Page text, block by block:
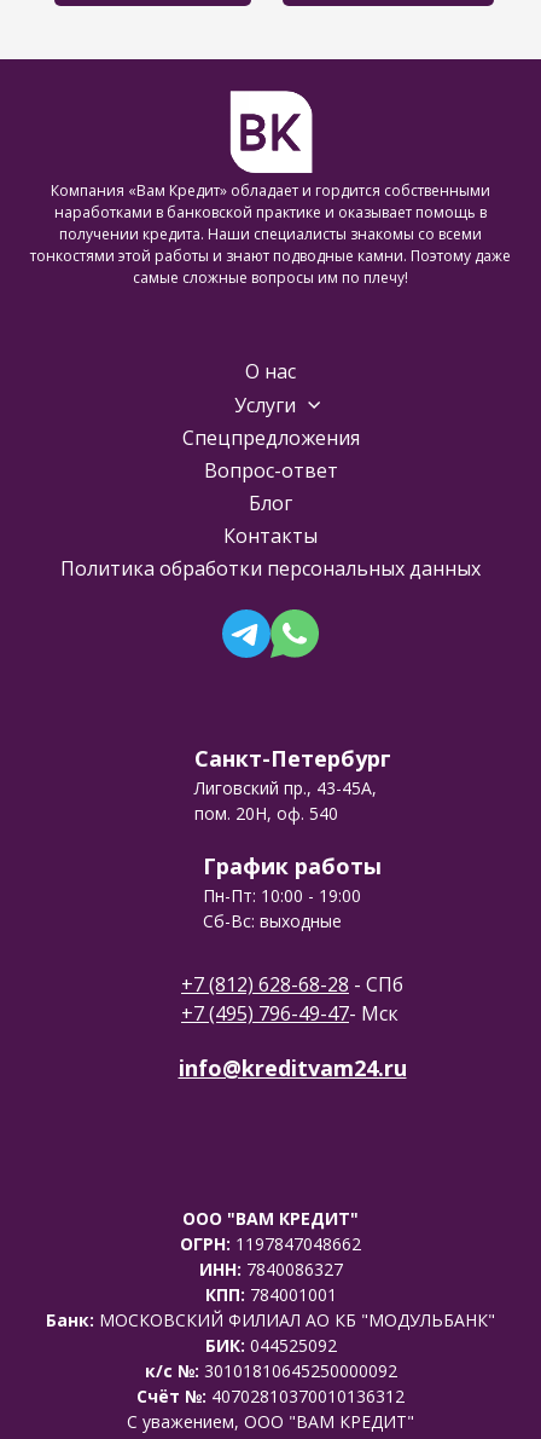
Компания «Вам Кредит» обладает и гордится собственными
наработками в банковской практике и оказывает помощь в
получении кредита. Наши специалисты знакомы со всеми
тонкостями этой работы и знают подводные камни. Поэтому даже
самые сложные вопросы им по плечу!
О нас
Услуги
Спецпредложения
Вопрос-ответ
Блог
Контакты
Политика обработки персональных данных
Санкт-Петербург
Лиговский пр., 43-45А,
пом. 20Н, оф. 540
График работы
Пн-Пт: 10:00 - 19:00
Сб-Вс: выходные
+7 (812) 628-68-28 - СПб
+7 (495) 796-49-47- Мск
info@kreditvam24.ru
ООО "ВАМ КРЕДИТ"
ОГРН: 1197847048662
ИНН: 7840086327
КПП: 784001001
Банк: МОСКОВСКИЙ ФИЛИАЛ АО КБ "МОДУЛЬБАНК"
БИК: 044525092
к/с №: 30101810645250000092
Счёт №: 40702810370010136312
C уважением, ООО "ВАМ КРЕДИТ"